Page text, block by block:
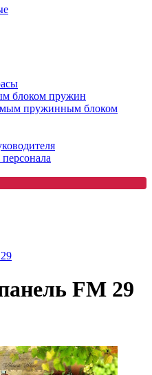
блоком пружин
пружинным блоком
FM 29